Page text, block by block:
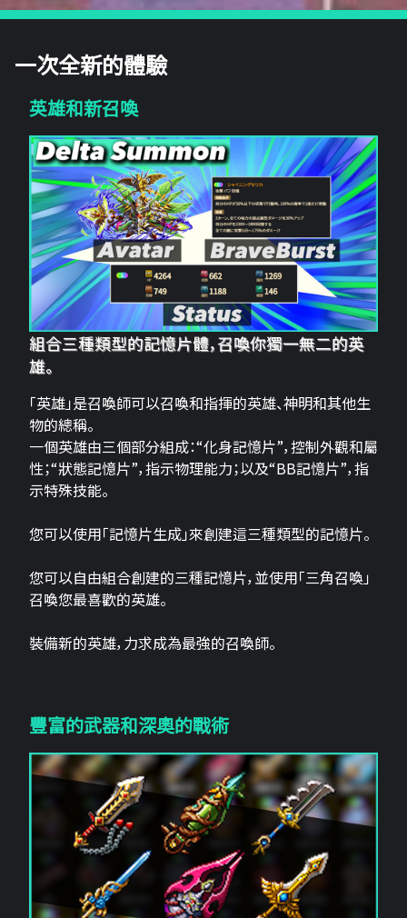
一次全新的體驗
英雄和新召喚
組合三種類型的記憶片體，召喚你獨一無二的英
雄。
「英雄」是召喚師可以召喚和指揮的英雄、神明和其他生
物的總稱。
一個英雄由三個部分組成：“化身記憶片”，控制外觀和屬
性；“狀態記憶片”，指示物理能力；以及“BB記憶片”，指
示特殊技能。
您可以使用「記憶片生成」來創建這三​​種類型的記憶片。
您可以自由組合創建的三種記憶片，並使用「三角召喚」
召喚您最喜歡的英雄。
裝備新的英雄，力求成為最強的召喚師。
豐富的武器和深奧的戰術